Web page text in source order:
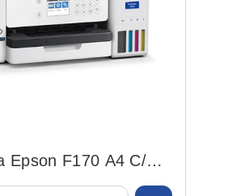
Epson F170 A4 C/